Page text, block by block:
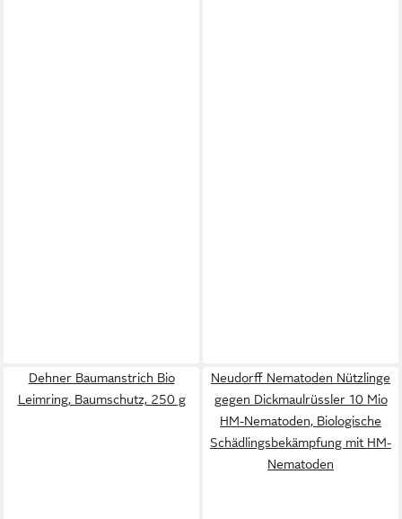
Dehner Baumanstrich Bio
Leimring, Baumschutz, 250 g
Neudorff Nematoden Nützlinge
gegen Dickmaulrüssler 10 Mio
HM-Nematoden, Biologische
Schädlingsbekämpfung mit HM-
Nematoden